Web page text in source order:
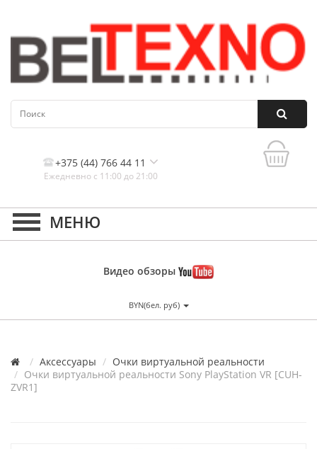
+375 (44) 766 44 11
Ежедневно с 11:00 до 21:00
Контакты, и схема проезда
Видео обзоры
BYN(бел. руб)
Аксессуары
Очки виртуальной реальности
Очки виртуальной реальности Sony PlayStation VR [CUH-
ZVR1]